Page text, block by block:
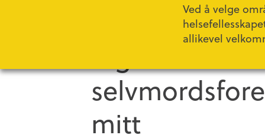
Ved å velge
allikevel
Inger Lise
mitt